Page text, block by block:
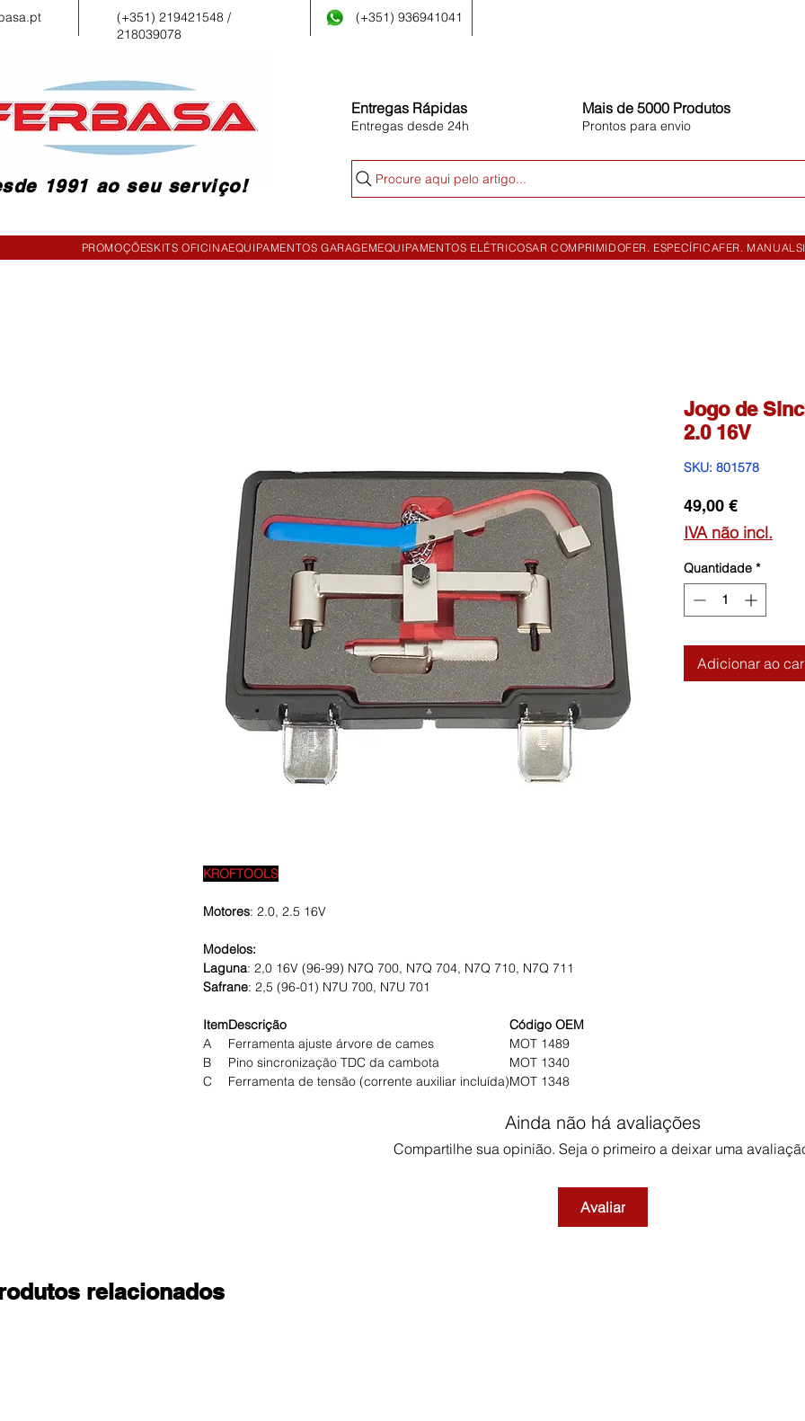
(+351) 219421548 /
218039078
(+351) 936941041
1991 ao seu serviço!
Entregas Rápidas
Entregas desde 24h
Mais de 5000 Produtos
Prontos para envio
Procure aqui pelo artigo...
PROMOÇÕESKITS OFICINAEQUIPAMENTOS GARAGEMEQUIPAMENTOS ELÉTRICOSAR COMPRIMIDOFER. ESPECÍFICAFER. MANUAL
KROFTOOLS
Motores: 2.0, 2.5 16V
Modelos:
Laguna: 2,0 16V (96-99) N7Q 700, N7Q 704, N7Q 710, N7Q 711
Safrane: 2,5 (96-01) N7U 700, N7U 701
ItemDescrição
Código OEM
A
Ferramenta ajuste árvore de cames
MOT 1489
B
Pino sincronização TDC da cambota
MOT 1340
C
Ferramenta de tensão (corrente auxiliar incluída)MOT 1348
Jogo de
2.0 16V
SKU: 801578
49,00 €Preço
IVA não incl.
Quantidade *
Adicionar ao
Ainda não há avaliações
Compartilhe sua opinião. Seja o primeiro a deixar uma
Avaliar
relacionados